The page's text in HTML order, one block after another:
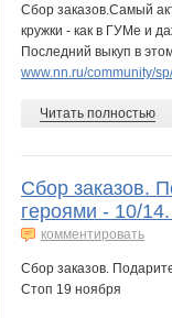
Сбор заказов.Самый
кружки - как в ГУМе и
Последний выкуп в
www.nn.ru/community/
Читать полностью
Сбор заказов.
героями - 10/
комментировать
Сбор заказов.
Стоп 19 ноября